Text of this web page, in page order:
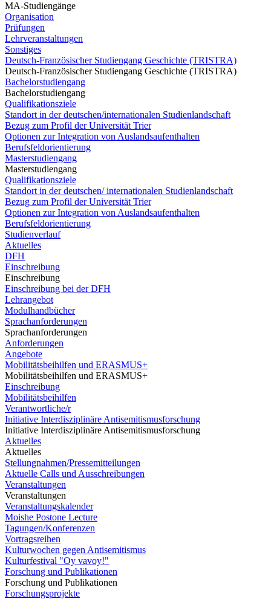
MA-Studiengänge
Organisation
Prüfungen
Lehrveranstaltungen
Sonstiges
Deutsch-Französischer Studiengang Geschichte (TRISTRA)
Deutsch-Französischer Studiengang Geschichte (TRISTRA)
Bachelorstudiengang
Bachelorstudiengang
Qualifikationsziele
Standort in der deutschen/internationalen Studienlandschaft
Bezug zum Profil der Universität Trier
Optionen zur Integration von Auslandsaufenthalten
Berufsfeldorientierung
Masterstudiengang
Masterstudiengang
Qualifikationsziele
Standort in der deutschen/ internationalen Studienlandschaft
Bezug zum Profil der Universität Trier
Optionen zur Integration von Auslandsaufenthalten
Berufsfeldorientierung
Studienverlauf
Aktuelles
DFH
Einschreibung
Einschreibung
Einschreibung bei der DFH
Lehrangebot
Modulhandbücher
Sprachanforderungen
Sprachanforderungen
Anforderungen
Angebote
Mobilitätsbeihilfen und ERASMUS+
Mobilitätsbeihilfen und ERASMUS+
Einschreibung
Mobilitätsbeihilfen
Verantwortliche/r
Initiative Interdisziplinäre Antisemitismusforschung
Initiative Interdisziplinäre Antisemitismusforschung
Aktuelles
Aktuelles
Stellungnahmen/Pressemitteilungen
Aktuelle Calls und Ausschreibungen
Veranstaltungen
Veranstaltungen
Veranstaltungskalender
Moishe Postone Lecture
Tagungen/Konferenzen
Vortragsreihen
Kulturwochen gegen Antisemitismus
Kulturfestival "Oy vavoy!"
Forschung und Publikationen
Forschung und Publikationen
Forschungsprojekte